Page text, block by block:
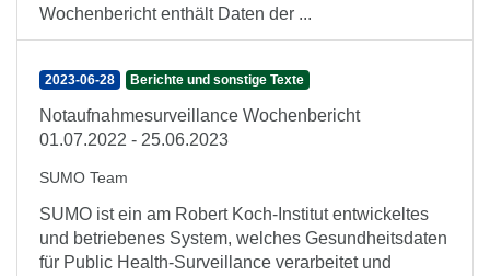
Wochenbericht enthält Daten der ...
2023-06-28 Berichte und sonstige Texte
Notaufnahmesurveillance Wochenbericht
01.07.2022 - 25.06.2023
SUMO Team
SUMO ist ein am Robert Koch-Institut entwickeltes
und betriebenes System, welches Gesundheitsdaten
für Public Health-Surveillance verarbeitet und